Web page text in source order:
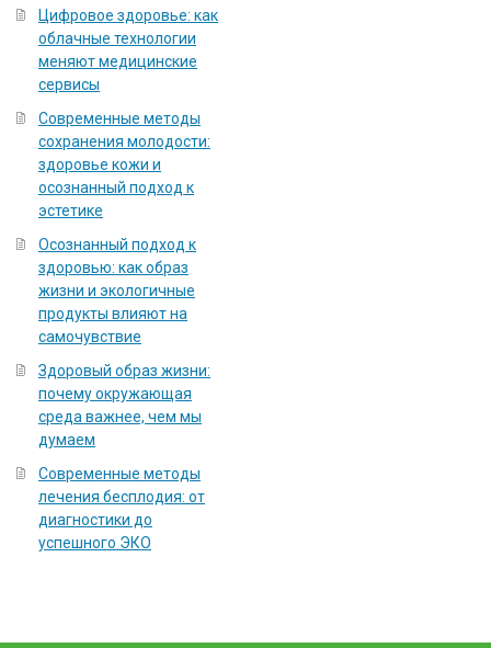
Цифровое здоровье: как
облачные технологии
меняют медицинские
сервисы
Современные методы
сохранения молодости:
здоровье кожи и
осознанный подход к
эстетике
Осознанный подход к
здоровью: как образ
жизни и экологичные
продукты влияют на
самочувствие
Здоровый образ жизни:
почему окружающая
среда важнее, чем мы
думаем
Современные методы
лечения бесплодия: от
диагностики до
успешного ЭКО